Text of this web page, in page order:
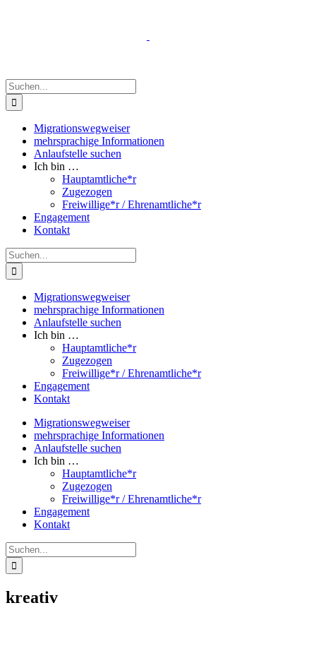
Suche
nach:
Migrationswegweiser
mehrsprachige Informationen
Anlaufstelle suchen
Ich bin …
Hauptamtliche*r
Zugezogen
Freiwillige*r / Ehrenamtliche*r
Engagement
Kontakt
Suche
nach:
Migrationswegweiser
mehrsprachige Informationen
Anlaufstelle suchen
Ich bin …
Hauptamtliche*r
Zugezogen
Freiwillige*r / Ehrenamtliche*r
Engagement
Kontakt
Migrationswegweiser
mehrsprachige Informationen
Anlaufstelle suchen
Ich bin …
Hauptamtliche*r
Zugezogen
Freiwillige*r / Ehrenamtliche*r
Engagement
Kontakt
Suche
nach:
kreativ